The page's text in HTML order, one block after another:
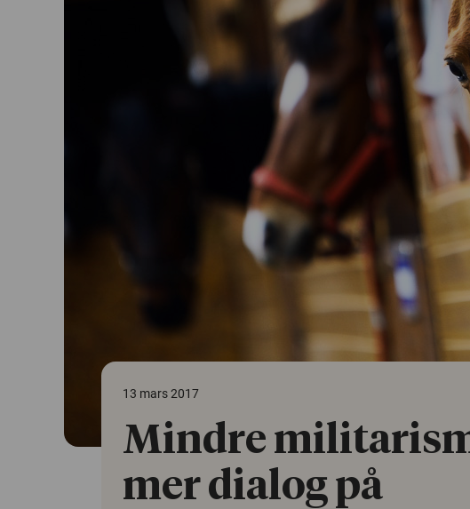
13 mars 2017
Mindre
mer dialog på